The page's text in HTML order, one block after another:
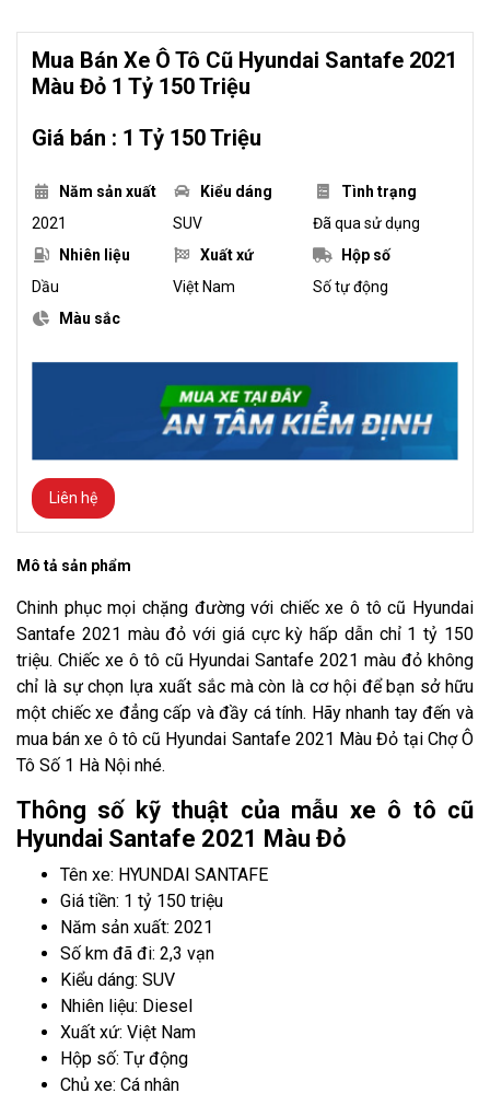
Mua Bán Xe Ô Tô Cũ Hyundai Santafe 2021
Màu Đỏ 1 Tỷ 150 Triệu
Giá bán : 1 Tỷ 150 Triệu
Năm sản xuất
2021
Kiểu dáng
SUV
Tình trạng
Đã qua sử dụng
Nhiên liệu
Dầu
Xuất xứ
Việt Nam
Hộp số
Số tự động
Màu sắc
Liên hệ
Mô tả sản phẩm
Chinh phục mọi chặng đường với chiếc xe ô tô cũ Hyundai
Santafe 2021 màu đỏ với giá cực kỳ hấp dẫn chỉ 1 tỷ 150
triệu. Chiếc xe ô tô cũ Hyundai Santafe 2021 màu đỏ không
chỉ là sự chọn lựa xuất sắc mà còn là cơ hội để bạn sở hữu
một chiếc xe đẳng cấp và đầy cá tính. Hãy nhanh tay đến và
mua bán xe ô tô cũ Hyundai Santafe 2021 Màu Đỏ tại Chợ Ô
Tô Số 1 Hà Nội nhé.
Thông số kỹ thuật của mẫu xe ô tô cũ
Hyundai Santafe 2021 Màu Đỏ
Tên xe: HYUNDAI SANTAFE
Giá tiền: 1 tỷ 150 triệu
Năm sản xuất: 2021
Số km đã đi: 2,3 vạn
Kiểu dáng: SUV
Nhiên liệu: Diesel
Xuất xứ: Việt Nam
Hộp số: Tự động
Chủ xe: Cá nhân